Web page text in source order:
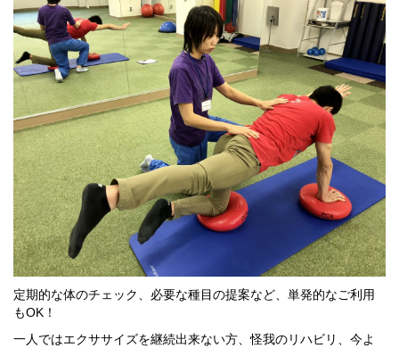
定期的な体のチェック、必要な種目の提案など、単発的なご利用
もOK！
一人ではエクササイズを継続出来ない方、怪我のリハビリ、今よ